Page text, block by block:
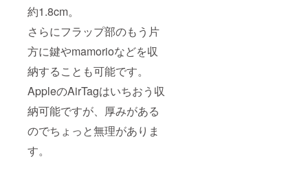
約1.8cm。
さらにフラップ部のもう片
方に鍵やmamorioなどを収
納することも可能です。
AppleのAirTagはいちおう収
納可能ですが、厚みがある
のでちょっと無理がありま
す。